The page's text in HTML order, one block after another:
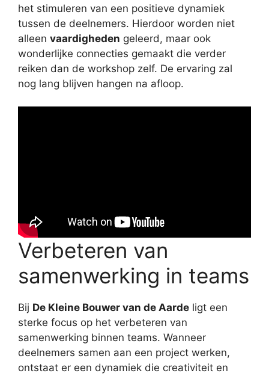
het stimuleren van een positieve dynamiek
tussen de deelnemers. Hierdoor worden niet
alleen vaardigheden geleerd, maar ook
wonderlijke connecties gemaakt die verder
reiken dan de workshop zelf. De ervaring zal
nog lang blijven hangen na afloop.
Verbeteren van
samenwerking in teams
Bij De Kleine Bouwer van de Aarde ligt een
sterke focus op het verbeteren van
samenwerking binnen teams. Wanneer
deelnemers samen aan een project werken,
ontstaat er een dynamiek die creativiteit en